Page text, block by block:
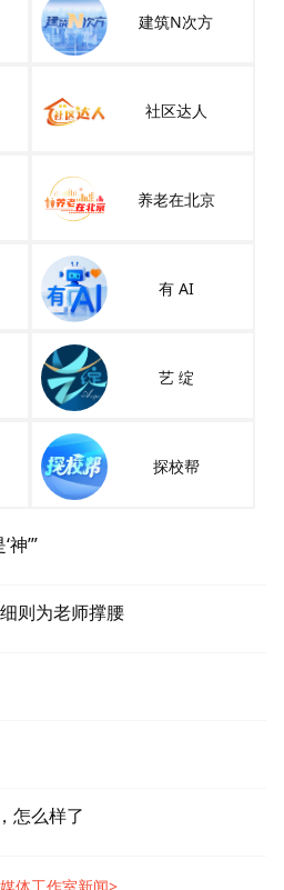
建筑N次方
社区达人
养老在北京
有 AI
艺 绽
探校帮
’”
则为老师撑腰
怎么样了